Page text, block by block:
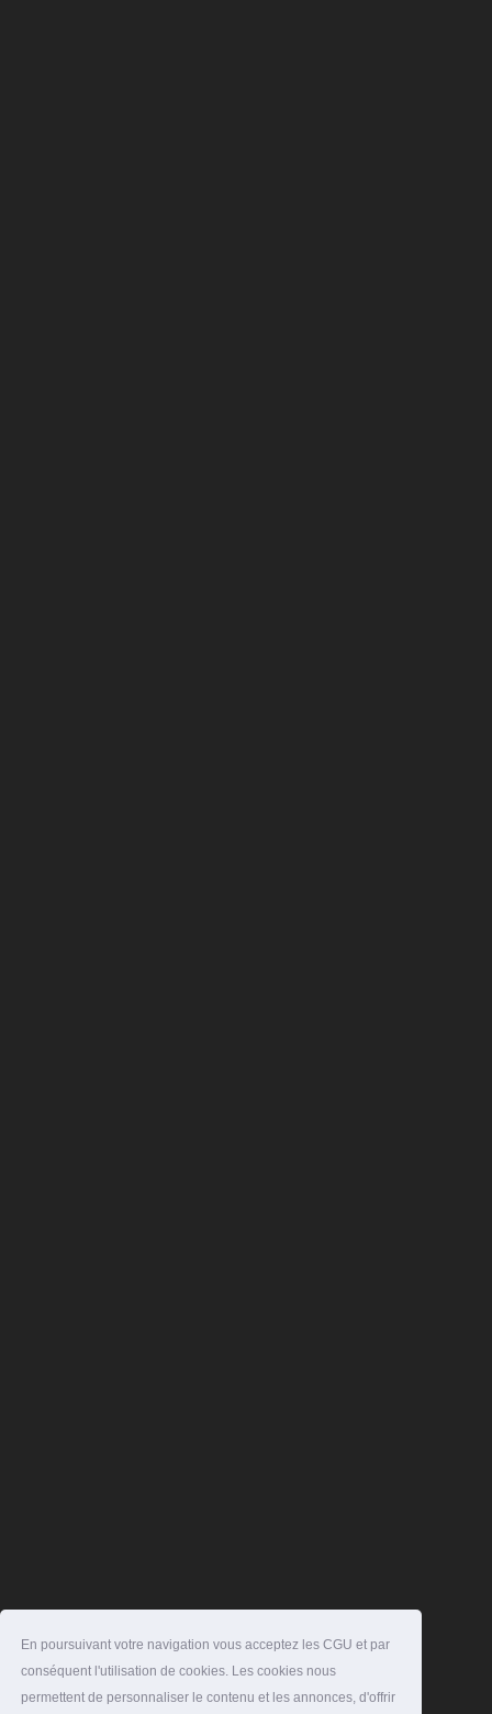
En poursuivant votre navigation vous acceptez les CGU et par
conséquent l'utilisation de cookies. Les cookies nous
permettent de personnaliser le contenu et les annonces, d'offrir